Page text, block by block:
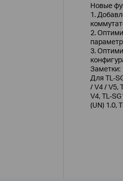
Новые
1.
2.
3.
Заметки:
Для TL-
/ V4 / V5,
V4, TL-
(UN) 1.0,